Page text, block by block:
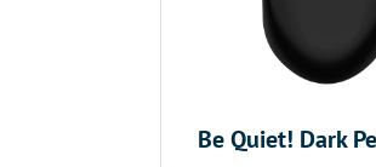
Be Quiet! Dark